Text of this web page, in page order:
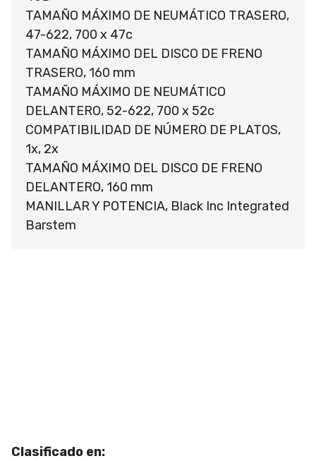
TAMAÑO MÁXIMO DE NEUMÁTICO TRASERO,
47-622, 700 x 47c
TAMAÑO MÁXIMO DEL DISCO DE FRENO
TRASERO, 160 mm
TAMAÑO MÁXIMO DE NEUMÁTICO
DELANTERO, 52-622, 700 x 52c
COMPATIBILIDAD DE NÚMERO DE PLATOS,
1x, 2x
TAMAÑO MÁXIMO DEL DISCO DE FRENO
DELANTERO, 160 mm
MANILLAR Y POTENCIA, Black Inc Integrated
Barstem
Clasificado en: